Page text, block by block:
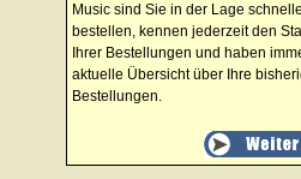
Music sind Sie in der Lage
bestellen, kennen jederzeit den
Ihrer Bestellungen und haben
aktuelle Übersicht über Ihre
Bestellungen.